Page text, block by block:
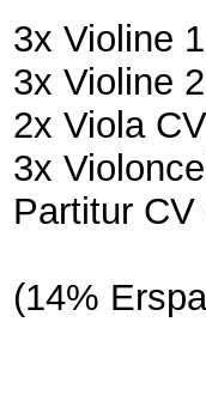
3x Violine
3x Violine
2x Viola
3x
Partitur
(14%